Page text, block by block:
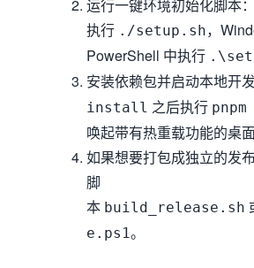
运行一键环境初始化脚本
执行 ./setup.sh，
PowerShell 中执行
安装依赖包并启动本地开
install 之后执行
唤起带有热重载功能的桌面
如果想要打包成独立的发
脚
本 build_release.sh
e.ps1。